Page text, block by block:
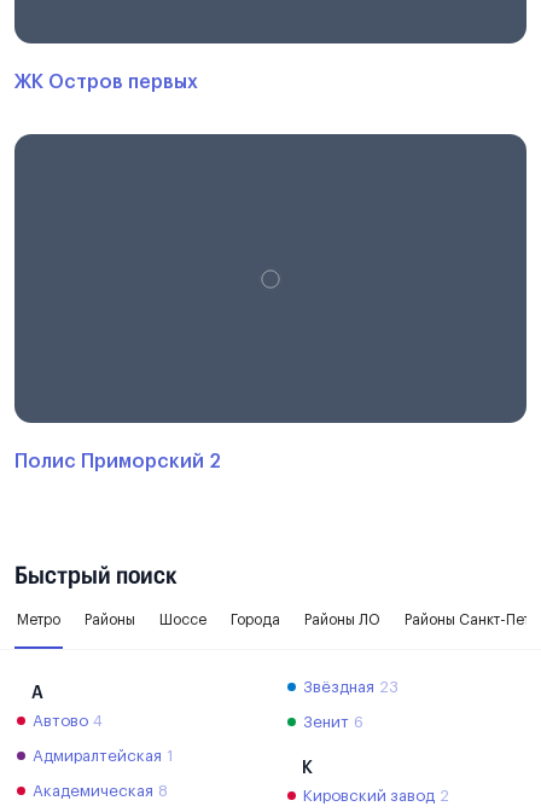
ЖК Остров первых
Полис Приморский 2
Быстрый поиск
Метро Районы Шоссе Города Районы ЛО Районы Санкт-
А
Автово 4
Адмиралтейская 1
Академическая 8
Звёздная 23
Зенит 6
К
Кировский завод 2